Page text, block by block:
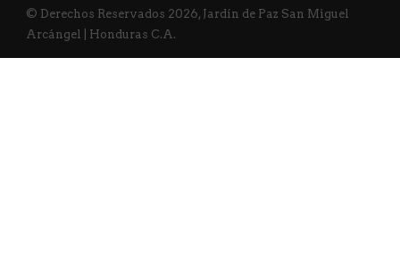
© Derechos Reservados 2026, Jardín de Paz San Miguel
Arcángel | Honduras C.A.